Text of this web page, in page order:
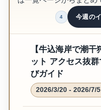
同じ期間に開催されるイベント
開催時期が近いイベン
4 今週の
【牛込海岸で潮干
ット アクセス抜
びガイド